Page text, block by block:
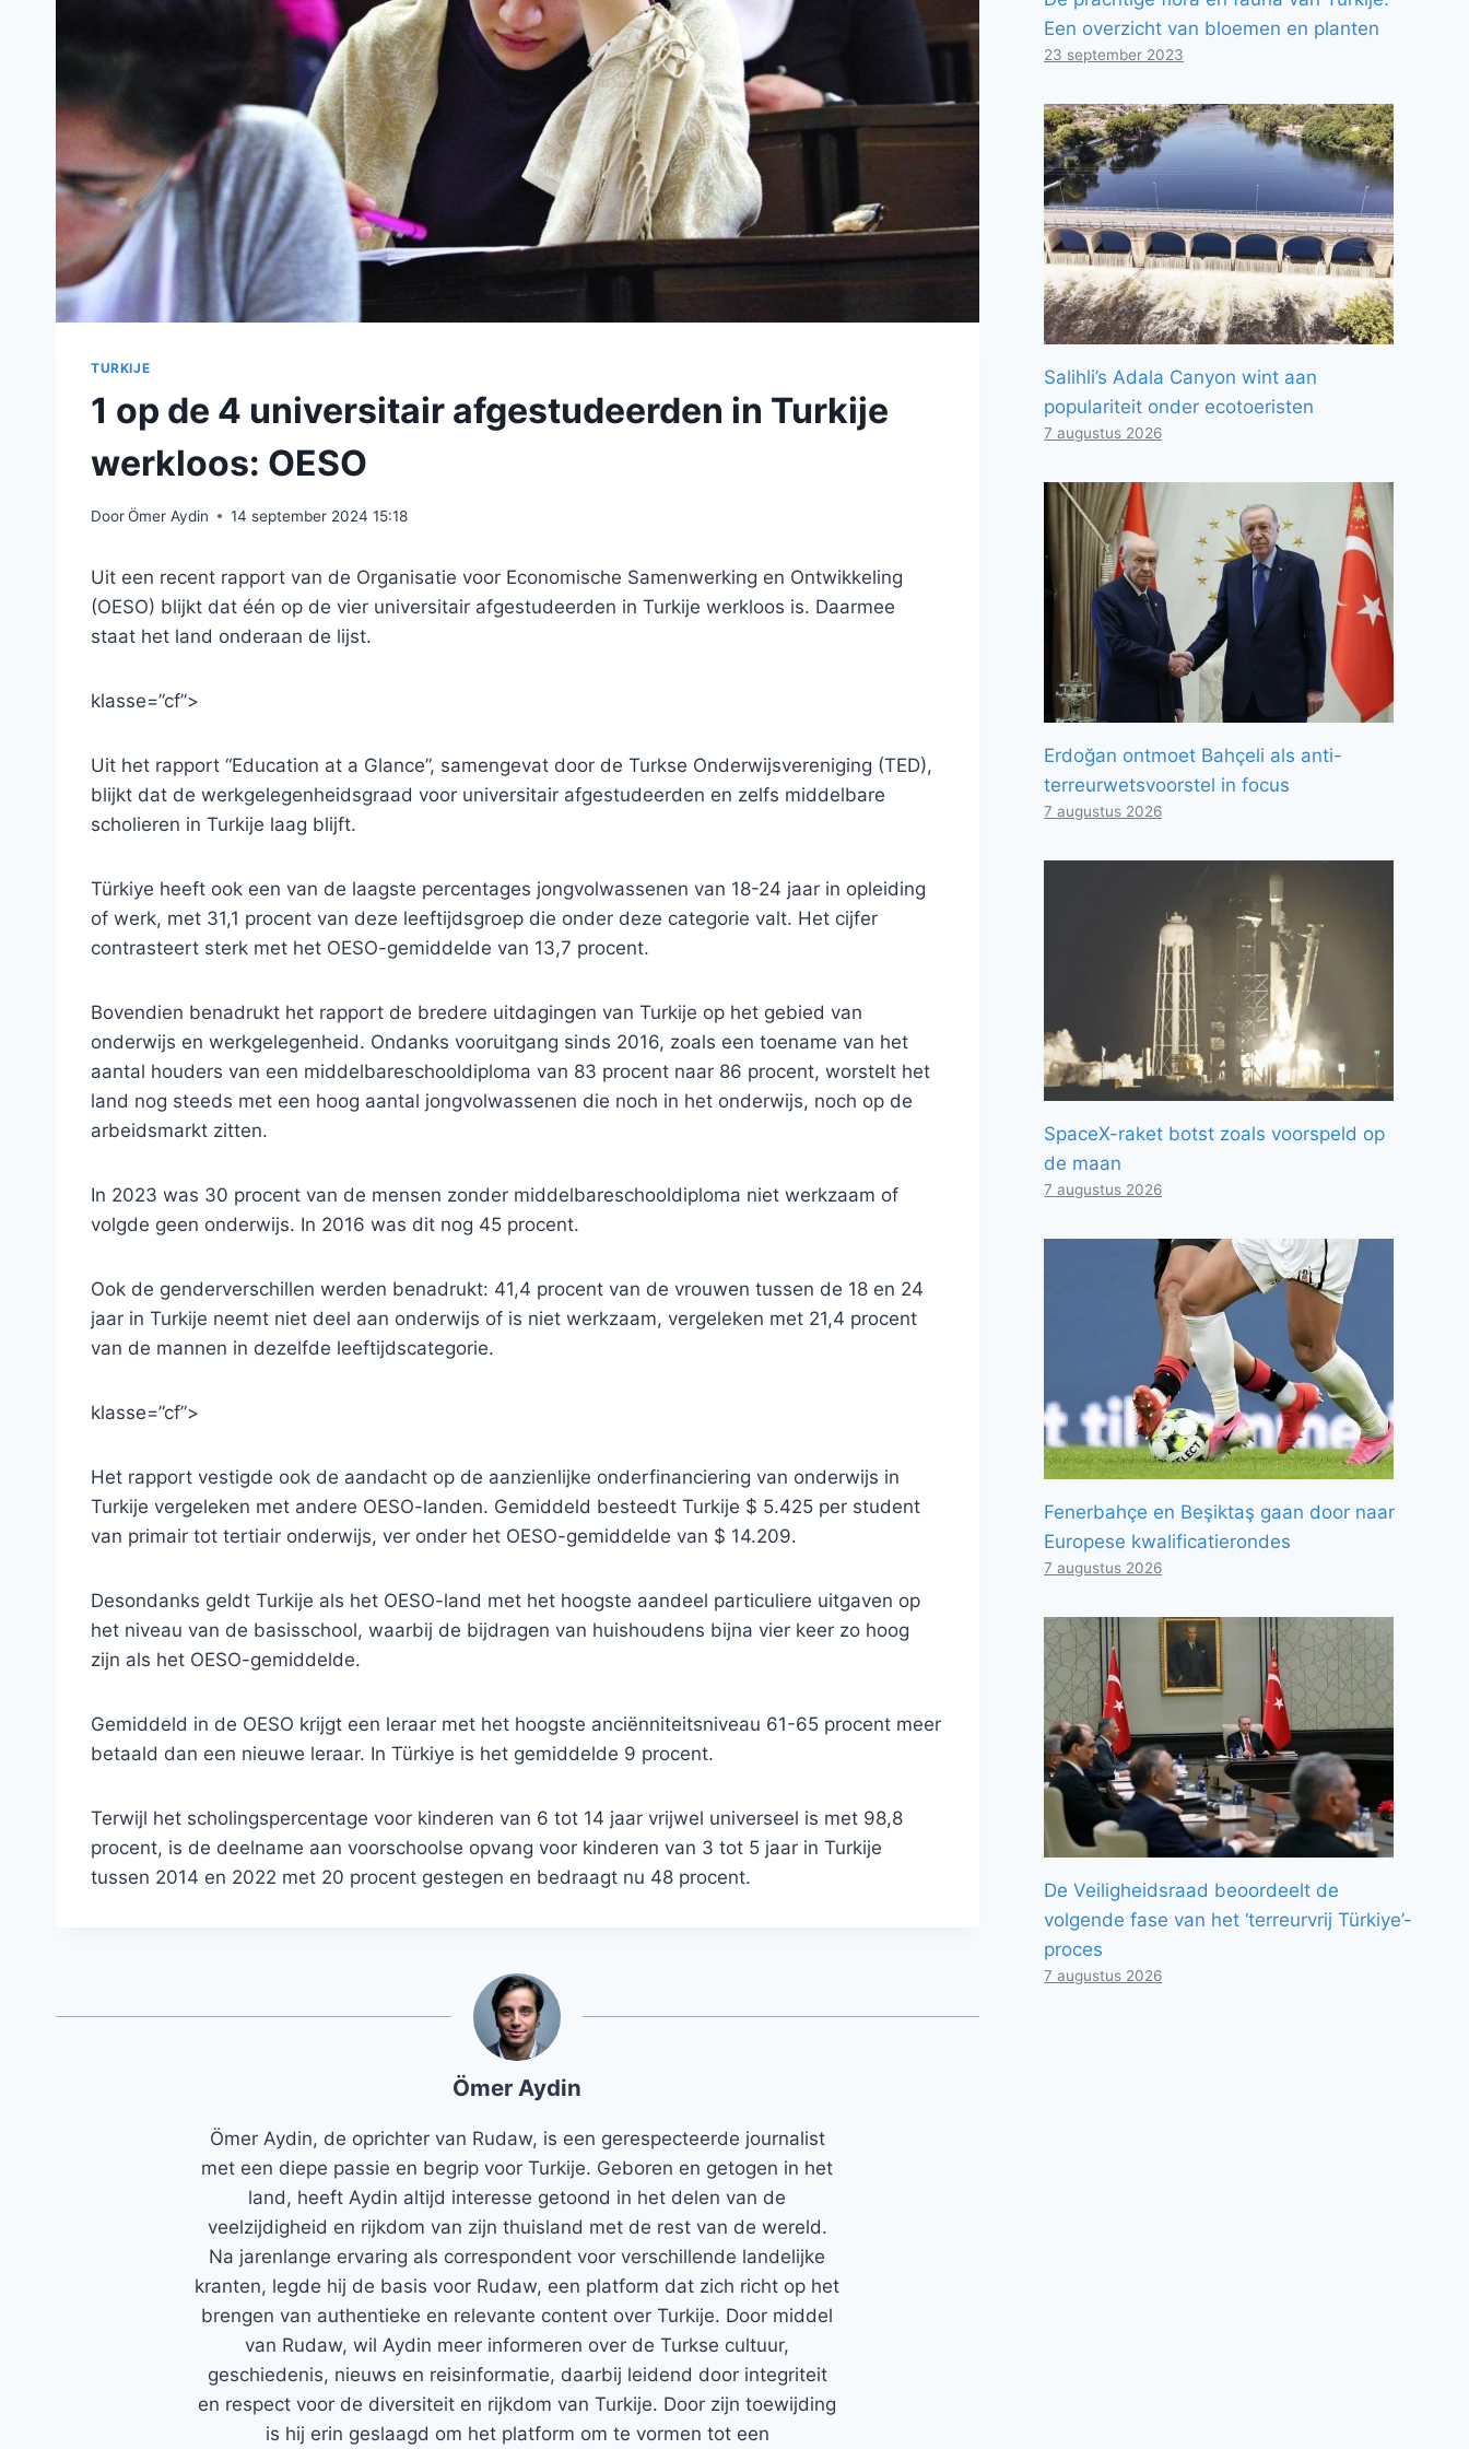
TURKIJE
1 op de 4 universitair afgestudeerden in Turkije
werkloos: OESO
DoorÖmer Aydin 14 september 2024 15:18
Uit een recent rapport van de Organisatie voor Economische Samenwerking en Ontwikkeling
(OESO) blijkt dat één op de vier universitair afgestudeerden in Turkije werkloos is. Daarmee
staat het land onderaan de lijst.
klasse=”cf”>
Uit het rapport “Education at a Glance”, samengevat door de Turkse Onderwijsvereniging (TED),
blijkt dat de werkgelegenheidsgraad voor universitair afgestudeerden en zelfs middelbare
scholieren in Turkije laag blijft.
Türkiye heeft ook een van de laagste percentages jongvolwassenen van 18-24 jaar in opleiding
of werk, met 31,1 procent van deze leeftijdsgroep die onder deze categorie valt. Het cijfer
contrasteert sterk met het OESO-gemiddelde van 13,7 procent.
Bovendien benadrukt het rapport de bredere uitdagingen van Turkije op het gebied van
onderwijs en werkgelegenheid. Ondanks vooruitgang sinds 2016, zoals een toename van het
aantal houders van een middelbareschooldiploma van 83 procent naar 86 procent, worstelt het
land nog steeds met een hoog aantal jongvolwassenen die noch in het onderwijs, noch op de
arbeidsmarkt zitten.
In 2023 was 30 procent van de mensen zonder middelbareschooldiploma niet werkzaam of
volgde geen onderwijs. In 2016 was dit nog 45 procent.
Ook de genderverschillen werden benadrukt: 41,4 procent van de vrouwen tussen de 18 en 24
jaar in Turkije neemt niet deel aan onderwijs of is niet werkzaam, vergeleken met 21,4 procent
van de mannen in dezelfde leeftijdscategorie.
klasse=”cf”>
Het rapport vestigde ook de aandacht op de aanzienlijke onderfinanciering van onderwijs in
Turkije vergeleken met andere OESO-landen. Gemiddeld besteedt Turkije $ 5.425 per student
van primair tot tertiair onderwijs, ver onder het OESO-gemiddelde van $ 14.209.
Desondanks geldt Turkije als het OESO-land met het hoogste aandeel particuliere uitgaven op
het niveau van de basisschool, waarbij de bijdragen van huishoudens bijna vier keer zo hoog
zijn als het OESO-gemiddelde.
Gemiddeld in de OESO krijgt een leraar met het hoogste anciënniteitsniveau 61-65 procent meer
betaald dan een nieuwe leraar. In Türkiye is het gemiddelde 9 procent.
Terwijl het scholingspercentage voor kinderen van 6 tot 14 jaar vrijwel universeel is met 98,8
procent, is de deelname aan voorschoolse opvang voor kinderen van 3 tot 5 jaar in Turkije
tussen 2014 en 2022 met 20 procent gestegen en bedraagt ​​nu 48 procent.
Ömer Aydin
Ömer Aydin, de oprichter van Rudaw, is een gerespecteerde journalist
met een diepe passie en begrip voor Turkije. Geboren en getogen in het
land, heeft Aydin altijd interesse getoond in het delen van de
veelzijdigheid en rijkdom van zijn thuisland met de rest van de wereld.
Na jarenlange ervaring als correspondent voor verschillende landelijke
kranten, legde hij de basis voor Rudaw, een platform dat zich richt op het
brengen van authentieke en relevante content over Turkije. Door middel
van Rudaw, wil Aydin meer informeren over de Turkse cultuur,
geschiedenis, nieuws en reisinformatie, daarbij leidend door integriteit
en respect voor de diversiteit en rijkdom van Turkije. Door zijn toewijding
is hij erin geslaagd om het platform om te vormen tot een
Een overzicht van bloemen en planten
23 september 2023
Salihli’s Adala Canyon wint aan
populariteit onder ecotoeristen
7 augustus 2026
Erdoğan ontmoet Bahçeli als anti-
terreurwetsvoorstel in focus
7 augustus 2026
SpaceX-raket botst zoals voorspeld op
de maan
7 augustus 2026
Fenerbahçe en Beşiktaş gaan door naar
Europese kwalificatierondes
7 augustus 2026
De Veiligheidsraad beoordeelt de
volgende fase van het ‘terreurvrij Türkiye’-
proces
7 augustus 2026